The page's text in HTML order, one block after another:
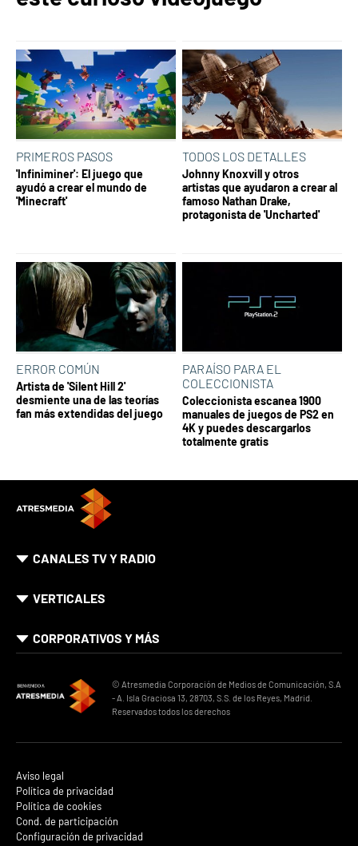
PRIMEROS PASOS
'Infiniminer': El juego que
ayudó a crear el mundo de
'Minecraft'
TODOS LOS DETALLES
Johnny Knoxvill y otros
artistas que ayudaron a crear al
famoso Nathan Drake,
protagonista de 'Uncharted'
ERROR COMÚN
Artista de 'Silent Hill 2'
desmiente una de las teorías
fan más extendidas del juego
PARAÍSO PARA EL
COLECCIONISTA
Coleccionista escanea 1900
manuales de juegos de PS2 en
4K y puedes descargarlos
totalmente gratis
CANALES TV Y RADIO
VERTICALES
CORPORATIVOS Y MÁS
© Atresmedia Corporación de Medios de Comunicación, S.A
- A. Isla Graciosa 13, 28703, S.S. de los Reyes, Madrid.
Reservados todos los derechos
Aviso legal
Política de privacidad
Política de cookies
Cond. de participación
Configuración de privacidad